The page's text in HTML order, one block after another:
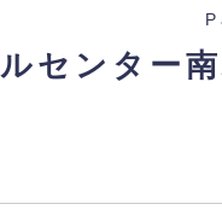
センター